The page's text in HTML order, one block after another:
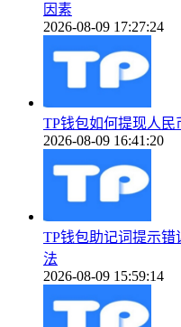
因素
2026-08-09 17:27:24
TP钱包如何提现人
2026-08-09 16:41:20
TP钱包助记词提示
法
2026-08-09 15:59:14